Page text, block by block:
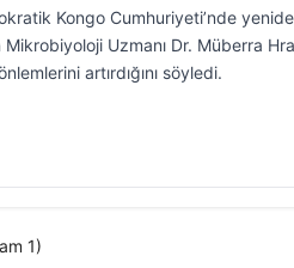
Kongo Cumhuriyeti’nde
Mikrobiyoloji Uzmanı Dr. Müberra
önlemlerini artırdığını söyledi.
1)